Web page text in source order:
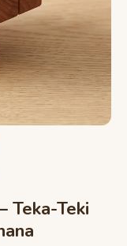
Teka-Teki